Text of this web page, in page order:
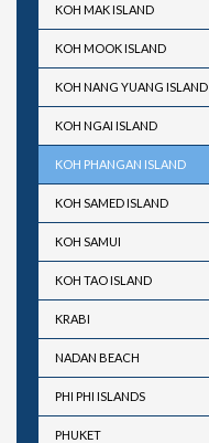
KOH MAK ISLAND
KOH MOOK ISLAND
KOH NANG YUANG ISLAND
KOH NGAI ISLAND
KOH PHANGAN ISLAND
KOH SAMED ISLAND
KOH SAMUI
KOH TAO ISLAND
KRABI
NADAN BEACH
PHI PHI ISLANDS
PHUKET